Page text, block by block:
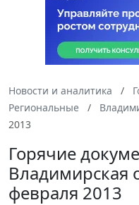
Новости и аналитика
Региональные
2013
Горячие
Владимирская
февраля 2013